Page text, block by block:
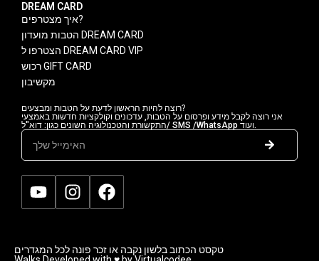
DREAM CARD
איך מצטרפים?
הטבות מועדון DREAM CARD
הצטרפו ל DREAM CARD VIP
רכוש GIFT CARD
מקשיבון
רוצה להיות הראשון לדעת על הטבות ומבצעים?
אני רוצה לקבל מידע ופרסום על הטבות, עדכונים וקולקציות חדשות באמצעי
התקשורת והטכנולוגיה השונים כגון: דוא"ל/ SMS /WhatsApp ועוד.
טקסט הכתוב בלשון נקבה או זכר פונה לכל המגדרים